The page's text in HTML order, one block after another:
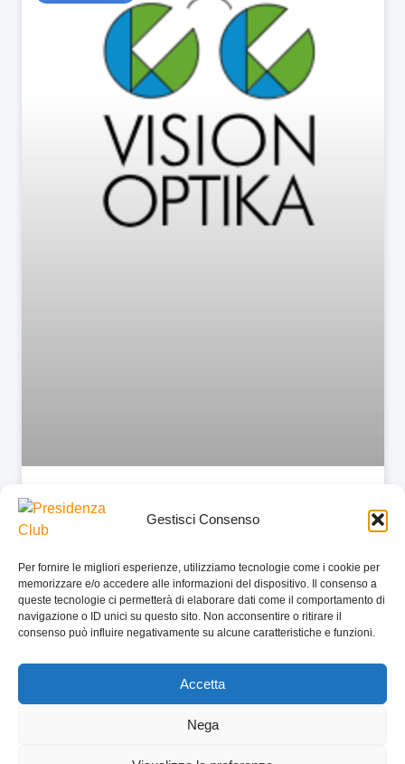
Gestisci Consenso
Per fornire le migliori esperienze, utilizziamo tecnologie come i cookie per
memorizzare e/o accedere alle informazioni del dispositivo. Il consenso a
queste tecnologie ci permetterà di elaborare dati come il comportamento di
navigazione o ID unici su questo sito. Non acconsentire o ritirare il
consenso può influire negativamente su alcune caratteristiche e funzioni.
Accetta
Nega
VISION OPTIKA
COOKIE POLICY
PRESIDENZA CLUB | VIA DELLA MERCEDE, 9 | 00187 ROMA